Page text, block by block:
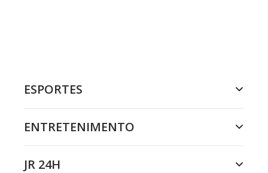
ESPORTES
ENTRETENIMENTO
JR 24H